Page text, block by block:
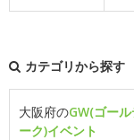
カテゴリから探す
大阪府のGW(ゴー
ーク)イベント